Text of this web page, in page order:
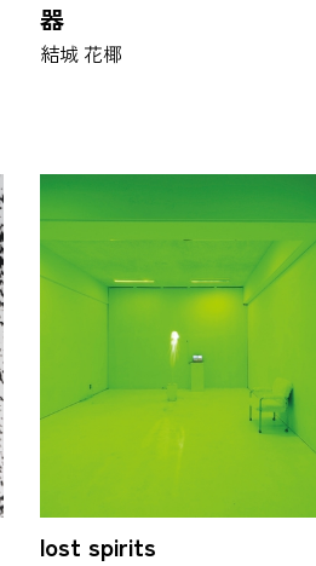
器
結城 花椰
lost spirits